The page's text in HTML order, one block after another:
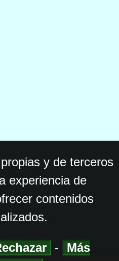
y de terceros
experiencia de
contenidos
-
Más